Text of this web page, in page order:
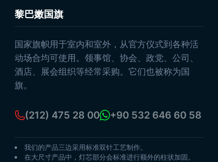
黎巴嫩国旗
国家旗帜用于室内和室外，从官方仪式到各种活
动场合均可使用。领事馆、协会、政党、公司、
酒店、展会组织等经常采购。它们也被称为国
旗。
(212) 475 28 00 +90 532 646 60 58
我们的产品三边采用标准双针工艺制作。
在大尺寸产品中，灯芯部分会标准进行额外的柱状加固。